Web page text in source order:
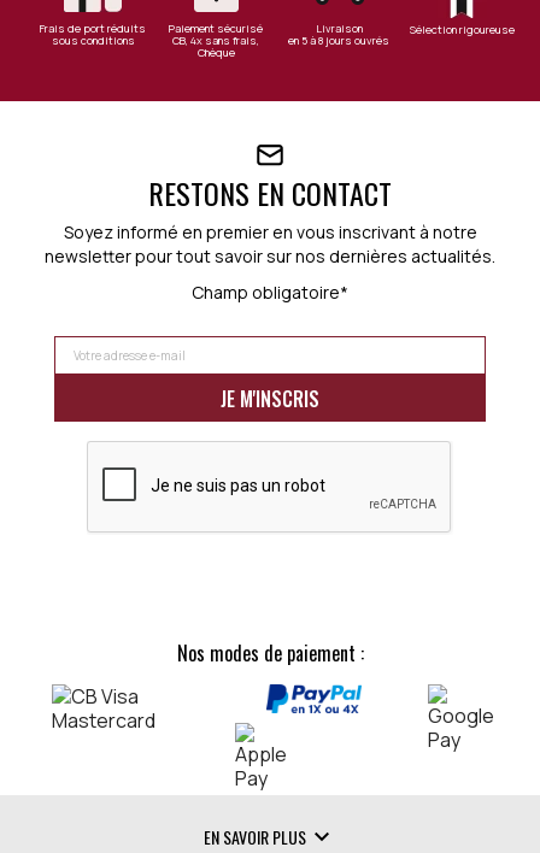
Frais de port réduits
sous conditions
Paiement sécurisé
CB, 4x sans frais,
Chèque
Livraison
en 5 à 8 jours ouvrés
Sélection rigoureuse
RESTONS EN CONTACT
Soyez informé en premier en vous inscrivant à notre
newsletter pour tout savoir sur nos dernières actualités.
Champ obligatoire*
Nos modes de paiement :
EN SAVOIR PLUS 